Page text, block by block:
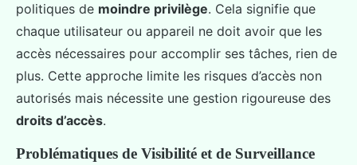
politiques de moindre privilège. Cela signifie que
chaque utilisateur ou appareil ne doit avoir que les
accès nécessaires pour accomplir ses tâches, rien de
plus. Cette approche limite les risques d’accès non
autorisés mais nécessite une gestion rigoureuse des
droits d’accès.
Problématiques de Visibilité et de Surveillance